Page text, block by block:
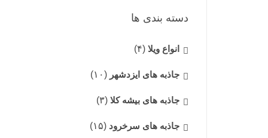
دسته بندی ها
انواع ویلا (۴)
جاذبه های ایزدشهر (۱۰)
جاذبه های بیشه کلا (۳)
جاذبه های سرخرود (۱۵)